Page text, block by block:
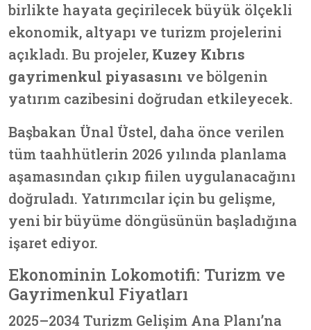
birlikte hayata geçirilecek büyük ölçekli
ekonomik, altyapı ve turizm projelerini
açıkladı. Bu projeler, Kuzey Kıbrıs
gayrimenkul piyasasını ve bölgenin
yatırım cazibesini doğrudan etkileyecek.
Başbakan Ünal Üstel, daha önce verilen
tüm taahhütlerin 2026 yılında planlama
aşamasından çıkıp fiilen uygulanacağını
doğruladı. Yatırımcılar için bu gelişme,
yeni bir büyüme döngüsünün başladığına
işaret ediyor.
Ekonominin Lokomotifi: Turizm ve
Gayrimenkul Fiyatları
2025–2034 Turizm Gelişim Ana Planı’na